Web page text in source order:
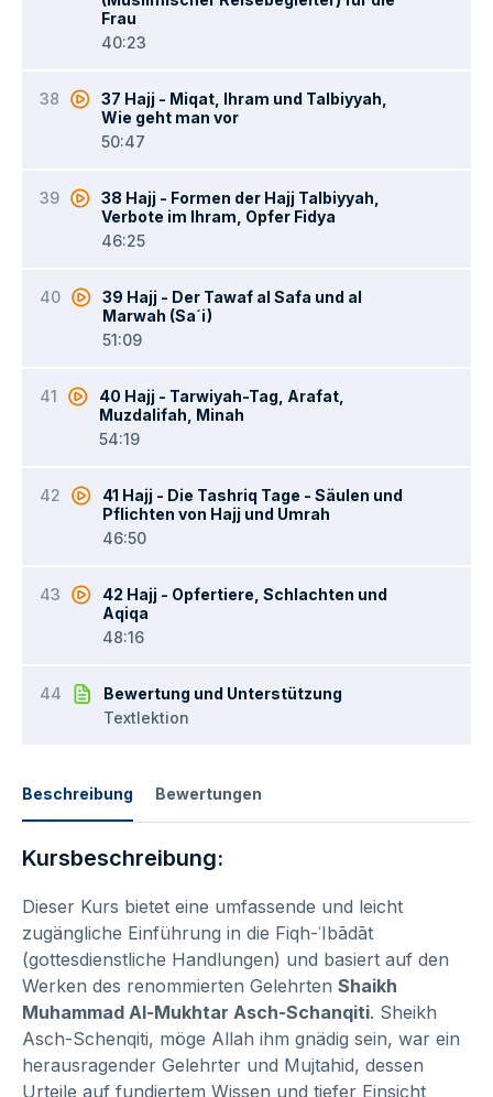
Beschreibung Bewertungen
Kursbeschreibung:
Dieser Kurs bietet eine umfassende und leicht
zugängliche Einführung in die Fiqh-ʿIbādāt
(gottesdienstliche Handlungen) und basiert auf den
Werken des renommierten Gelehrten Shaikh
Muhammad Al-Mukhtar Asch-Schanqiti. Sheikh
Asch-Schenqiti, möge Allah ihm gnädig sein, war ein
herausragender Gelehrter und Mujtahid, dessen
Urteile auf fundiertem Wissen und tiefer Einsicht
Frau
40:23
38
37 Hajj - Miqat, Ihram und Talbiyyah,
Wie geht man vor
50:47
39
38 Hajj - Formen der Hajj Talbiyyah,
Verbote im Ihram, Opfer Fidya
46:25
40
39 Hajj - Der Tawaf al Safa und al
Marwah (Sa´i)
51:09
41
40 Hajj - Tarwiyah-Tag, Arafat,
Muzdalifah, Minah
54:19
42
41 Hajj - Die Tashriq Tage - Säulen und
Pflichten von Hajj und Umrah
46:50
43
42 Hajj - Opfertiere, Schlachten und
Aqiqa
48:16
44
Bewertung und Unterstützung
Textlektion